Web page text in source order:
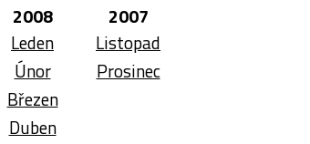
2008
Leden
Únor
Březen
Duben
2007
Listopad
Prosinec